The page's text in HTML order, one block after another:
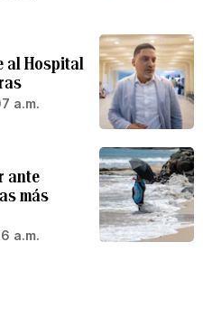
al Hospital
a.m.
ante
más
a.m.